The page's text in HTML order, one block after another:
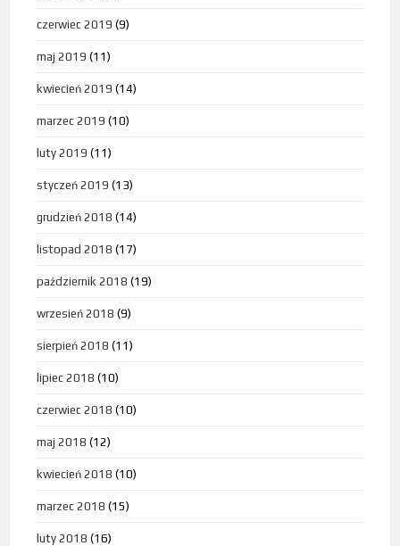
czerwiec 2019 (9)
maj 2019 (11)
kwiecień 2019 (14)
marzec 2019 (10)
luty 2019 (11)
styczeń 2019 (13)
grudzień 2018 (14)
listopad 2018 (17)
październik 2018 (19)
wrzesień 2018 (9)
sierpień 2018 (11)
lipiec 2018 (10)
czerwiec 2018 (10)
maj 2018 (12)
kwiecień 2018 (10)
marzec 2018 (15)
luty 2018 (16)